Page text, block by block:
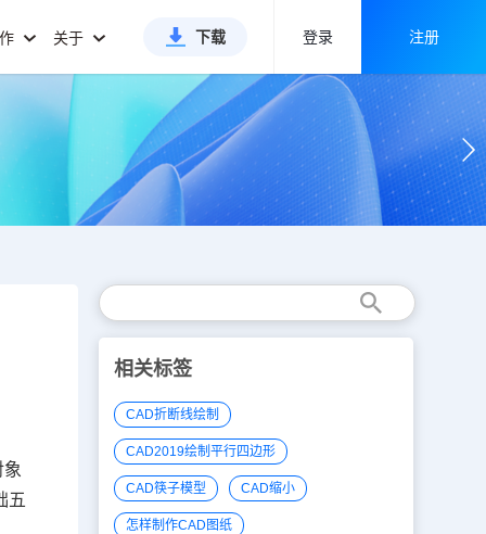
关于 下载 登录 注册
五
相关标签
CAD折断线绘制
CAD2019绘制平行四边形
CAD筷子模型 CAD缩小
怎样制作CAD图纸